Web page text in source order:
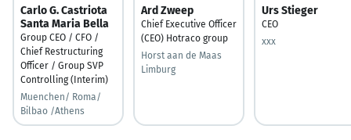
Carlo G. Castriota
Santa Maria Bella
Group CEO / CFO /
Chief Restructuring
Officer / Group SVP
Controlling (Interim)
Muenchen/ Roma/
Bilbao /Athens
Ard Zweep
Chief Executive Officer
(CEO) Hotraco group
Horst aan de Maas
Limburg
Urs Stieger
CEO
xxx